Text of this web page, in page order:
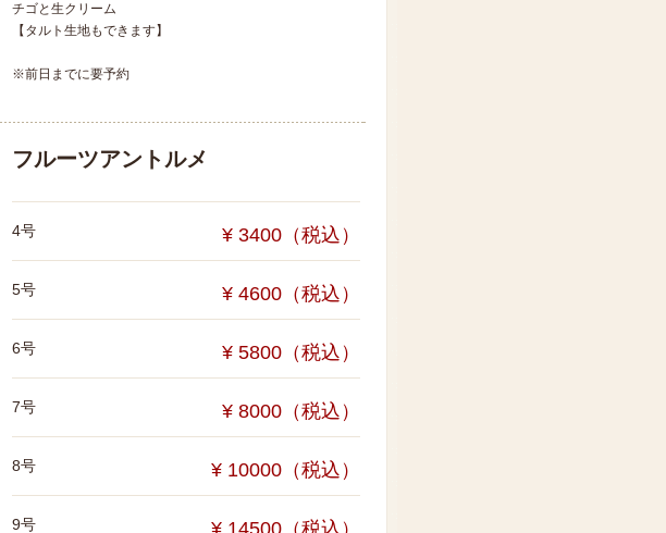
チゴと生クリーム
【タルト生地もできます】
※前日までに要予約
フルーツアントルメ
4号 ¥ 3400（税込）
5号 ¥ 4600（税込）
6号 ¥ 5800（税込）
7号 ¥ 8000（税込）
8号 ¥ 10000（税込）
9号 ¥ 14500（税込）